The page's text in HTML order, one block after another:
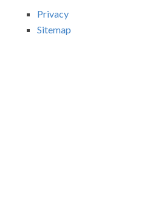
Privacy
Sitemap